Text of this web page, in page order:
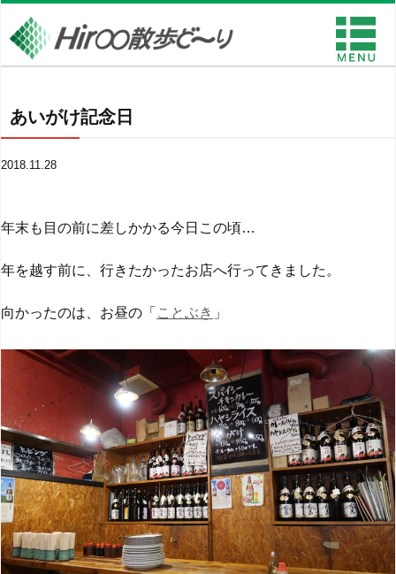
あいがけ記念日
2018.11.28
年末も目の前に差しかかる今日この頃…
年を越す前に、行きたかったお店へ行ってきました。
向かったのは、お昼の「 ことぶき 」